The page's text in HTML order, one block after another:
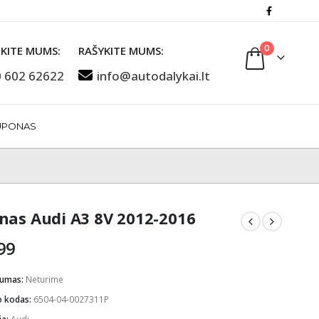
MUMS:
602 62622
RAŠYKITE MUMS:
info@autodalykai.lt
0
Audi A3 8V 2012-2016
Neturime
kodas: 6504-04-0027311P